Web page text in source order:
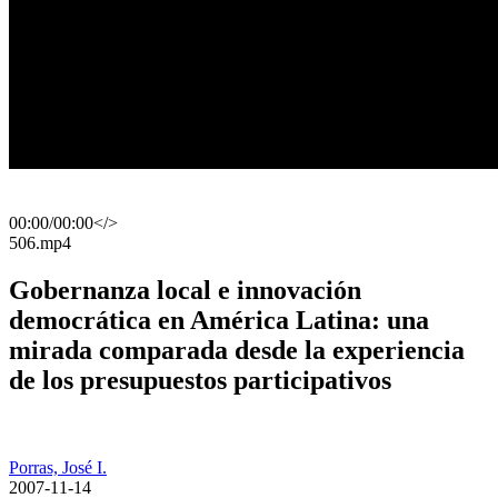
00:00/00:00</>
​506.mp4
Gobernanza local e innovación
democrática en América Latina: una
mirada comparada desde la experiencia
de los presupuestos participativos
Porras, José I.
​ 2007-11-14